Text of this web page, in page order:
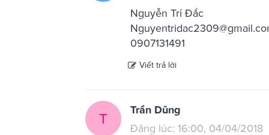
Nguyễn Trí Đắc
0907131491
Viết trả lời
T
Trần Dũng
Đăng lúc: 16:00, 04/04/2018